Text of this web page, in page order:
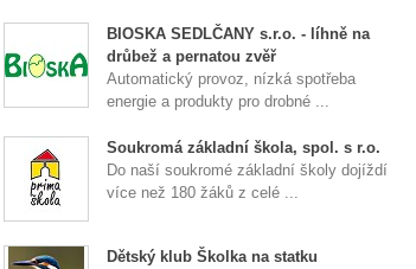
BIOSKA SEDLČANY s.r.o. - líhně na
drůbež a pernatou zvěř
Automatický provoz, nízká spotřeba
energie a produkty pro drobné ...
Soukromá základní škola, spol. s r.o.
Do naší soukromé základní školy dojíždí
více než 180 žáků z celé ...
Dětský klub Školka na statku